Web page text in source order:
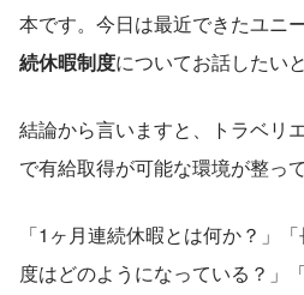
本です。今日は最近できたユニ
続休暇制度についてお話したい
結論から言いますと、トラベリ
で有給取得が可能な環境が整って
「1ヶ月連続休暇とは何か？」
度はどのようになっている？」